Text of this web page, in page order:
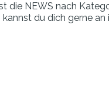
die NEWS nach
du dich gerne